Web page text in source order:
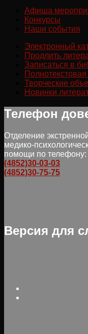
Афиша
Конкурсы
Наши события
Электронный
Продлить
Записаться в
Творческие
Новинки
Телефон
Отделение
медико-
помощи по телефону:
(4852)30-03-03
(4852)30-75-75
Версия для